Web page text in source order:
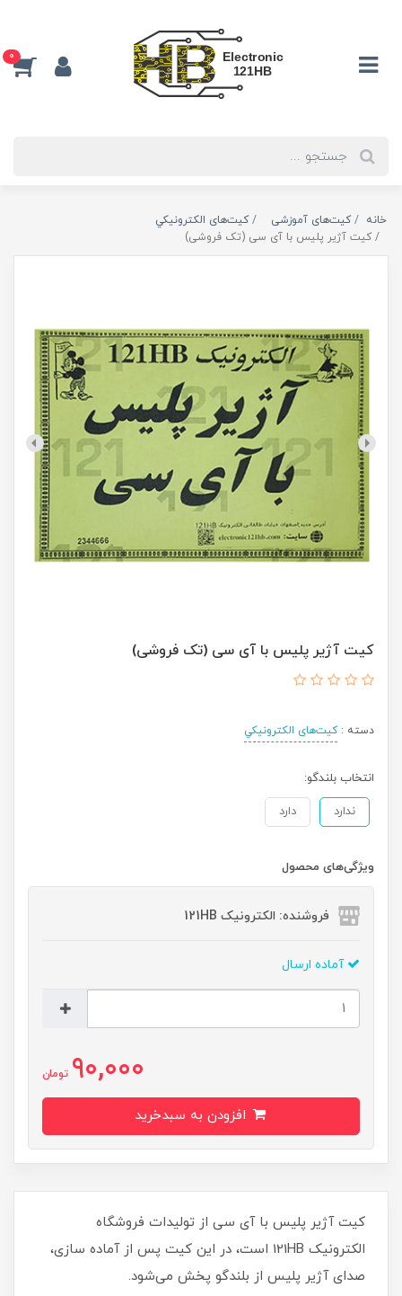
0
خانه کیت‌های آموزشی
کیت‌های الکترونیکي
کیت آژیر پلیس با آی سی (تک فروشی)
کیت آژیر پلیس با آی سی (تک فروشی)
دسته :کیت‌های الکترونیکي
انتخاب بلندگو:
ندارد دارد
ویژگی‌های محصول
فروشنده: الکترونیک 121HB
آماده ارسال
90,000 تومان
کیت آژیر پلیس با آی سی از تولیدات فروشگاه
الکترونیک 121HB است، در این کیت پس از آماده سازی،
صدای آژیر پلیس از بلندگو پخش می‌شود.